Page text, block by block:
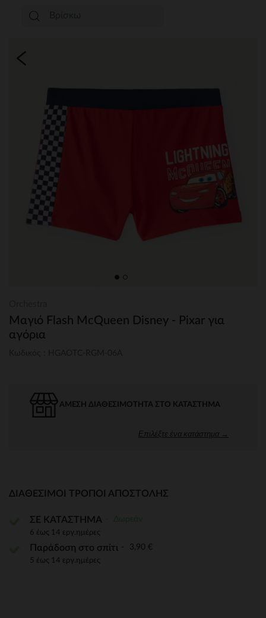
Μαγιό Flash McQueen Disney - Pixar για
αγόρια
ΆΜΕΣΗ ΔΙΑΘΕΣΙΜΌΤΗΤΑ ΣΤΟ ΚΑΤΆΣΤΗΜΑ
Επιλέξτε ένα κατάστημα →
ΔΙΑΘΈΣΙΜΟΙ ΤΡΌΠΟΙ ΑΠΟΣΤΟΛΉΣ
ΣΕ ΚΑΤΑΣΤΗΜΑ
6 έως 14 εργ.ημέρες
Παράδοση στο σπίτι 3,90 €
5 έως 14 εργ.ημέρες